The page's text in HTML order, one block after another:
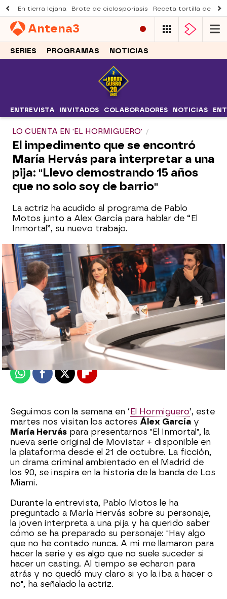
En tierra lejana Brote de ciclosporiasis Receta tortilla de
Antena3
SERIES PROGRAMAS NOTICIAS
ENTREVISTA INVITADOS COLABORADORES NOTICIAS
LO CUENTA EN 'EL HORMIGUERO'
El impedimento que se encontró
María Hervás para interpretar a una
pija: "Llevo demostrando 15 años
que no solo soy de barrio"
La actriz ha acudido al programa de Pablo
Motos junto a Alex García para hablar de “El
Inmortal”, su nuevo trabajo.
El Hormiguero
Madrid
Actualizado:25 de octubre de 2022, 22:20
Publicado:25 de octubre de 2022, 08:20
WhatsappFacebook
X Flipboard
Seguimos con la semana en ‘ El Hormiguero’, este
martes nos visitan los actores Álex García y
María Hervás para presentarnos "El Inmortal", la
nueva serie original de Movistar + disponible en
la plataforma desde el 21 de octubre. La ficción,
un drama criminal ambientado en el Madrid de
los 90, se inspira en la historia de la banda de Los
Miami.
Durante la entrevista, Pablo Motos le ha
preguntado a María Hervás sobre su personaje,
la joven interpreta a una pija y ha querido saber
cómo se ha preparado su personaje: "Hay algo
que no he contado nunca. A mi me llamaron para
hacer la serie y es algo que no suele suceder si
hacer un casting. Al tiempo se echaron para
atrás y no quedó muy claro si yo la iba a hacer o
no", ha señalado la actriz.